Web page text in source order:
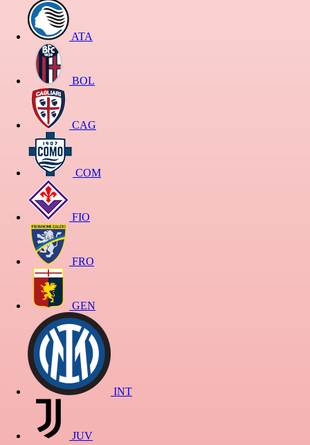
ATA
BOL
CAG
COM
FIO
FRO
GEN
INT
JUV